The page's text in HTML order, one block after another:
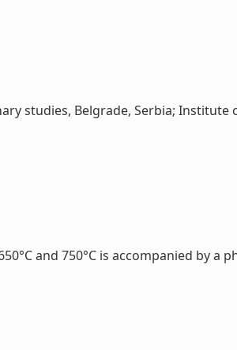
studies, Belgrade, Serbia; Institute
and 750°C is accompanied by a